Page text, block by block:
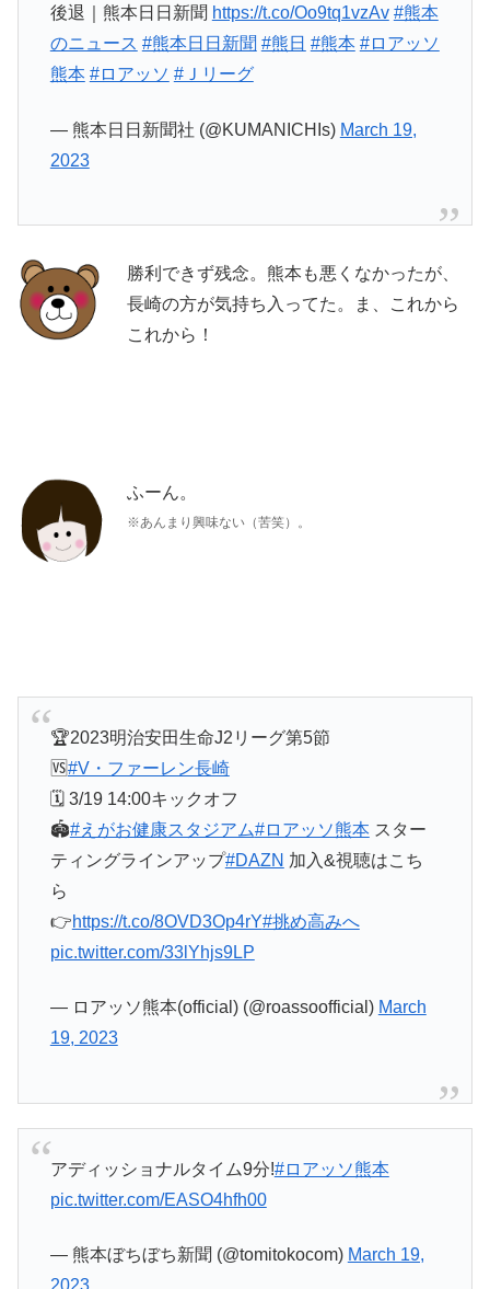
後退｜熊本日日新聞 https://t.co/Oo9tq1vzAv #熊本
のニュース #熊本日日新聞 #熊日 #熊本 #ロアッソ
熊本 #ロアッソ #Ｊリーグ
— 熊本日日新聞社 (@KUMANICHIs) March 19,
2023
勝利できず残念。熊本も悪くなかったが、
長崎の方が気持ち入ってた。ま、これから
これから！
ふーん。
※あんまり興味ない（苦笑）。
🏆2023明治安田生命J2リーグ第5節
🆚#V・ファーレン長崎
🗓 3/19 14:00キックオフ
🏟#えがお健康スタジアム#ロアッソ熊本スター
ティングラインアップ#DAZN 加入&視聴はこち
ら
👉https://t.co/8OVD3Op4rY#挑め高みへ
pic.twitter.com/33lYhjs9LP
— ロアッソ熊本(official) (@roassoofficial) March
19, 2023
アディッショナルタイム9分!#ロアッソ熊本
pic.twitter.com/EASO4hfh00
— 熊本ぼちぼち新聞 (@tomitokocom) March 19,
2023